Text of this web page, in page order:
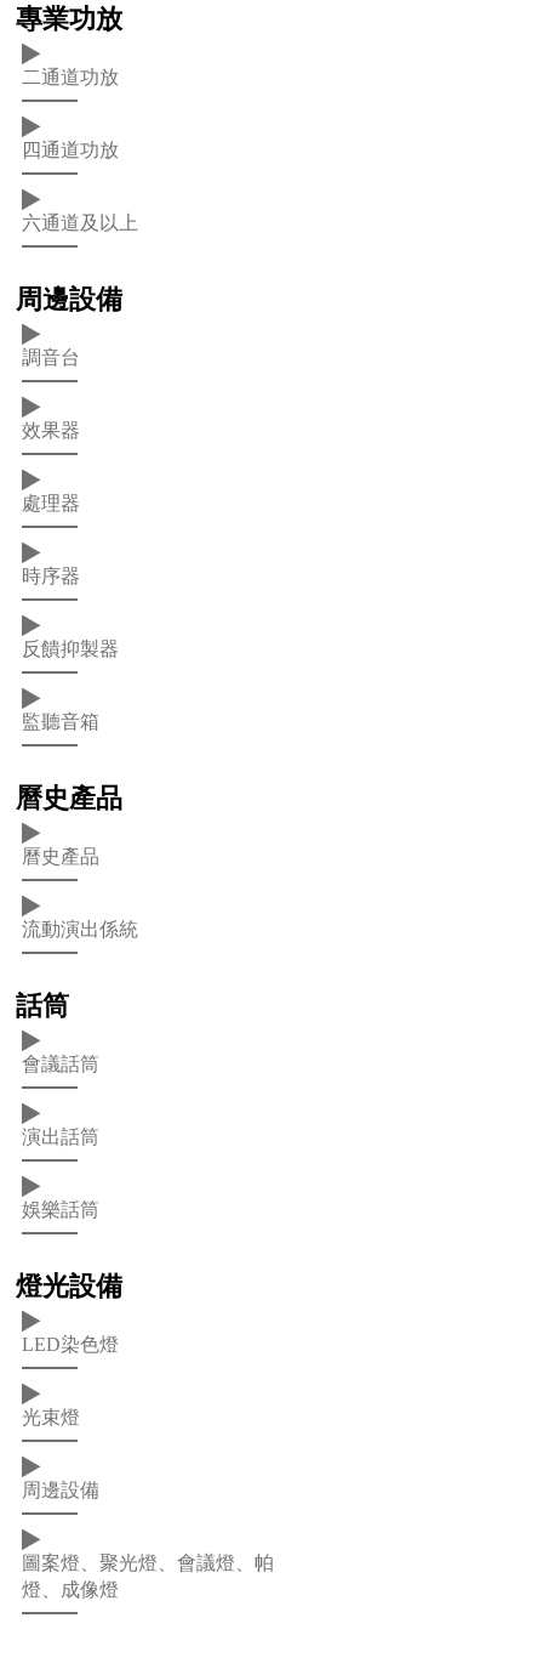
專業功放
二通道功放
四通道功放
六通道及以上
周邊設備
調音台
效果器
處理器
時序器
反饋抑製器
監聽音箱
曆史產品
曆史產品
流動演出係統
話筒
會議話筒
演出話筒
娛樂話筒
燈光設備
LED染色燈
光束燈
周邊設備
圖案燈、聚光燈、會議燈、帕
燈、成像燈